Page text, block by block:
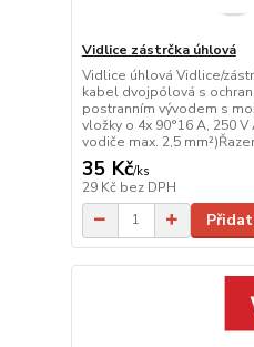
Vidlice zástrčka úhlová
Vidlice úhlová Vidlice/
kabel dvojpólová s
postranním vývodem s
vložky o 4x 90°16 A, 250
vodiče max. 2,5
35 Kč/ks
29 Kč bez DPH